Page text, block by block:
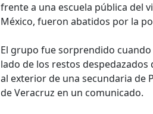
frente a una escuela pública del
México, fueron abatidos por la
El grupo fue sorprendido
lado de los restos
al exterior de una secundaria de
de Veracruz en un comunicado.